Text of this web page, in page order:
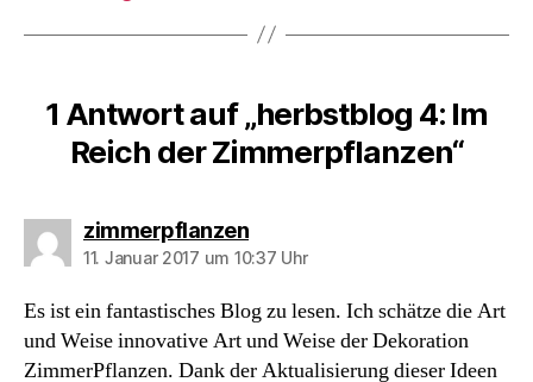
1 Antwort auf „herbstblog 4: Im
Reich der Zimmerpflanzen“
zimmerpflanzensagt:
11. Januar 2017 um 10:37 Uhr
Es ist ein fantastisches Blog zu lesen. Ich schätze die Art
und Weise innovative Art und Weise der Dekoration
ZimmerPflanzen. Dank der Aktualisierung dieser Ideen